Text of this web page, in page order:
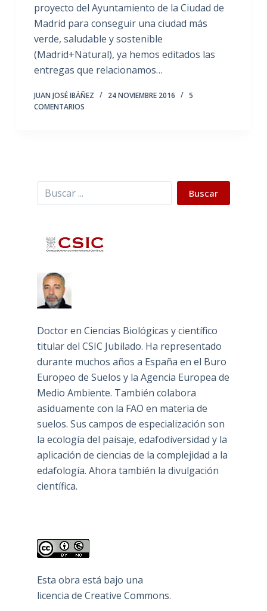
proyecto del Ayuntamiento de la Ciudad de
Madrid para conseguir una ciudad más
verde, saludable y sostenible
(Madrid+Natural), ya hemos editados las
entregas que relacionamos…
JUAN JOSÉ IBÁÑEZ 24 NOVIEMBRE 2016
5
COMENTARIOS
Buscar Buscar
Doctor en Ciencias Biológicas y científico
titular del CSIC Jubilado. Ha representado
durante muchos años a España en el Buro
Europeo de Suelos y la Agencia Europea de
Medio Ambiente. También colabora
asiduamente con la FAO en materia de
suelos. Sus campos de especialización son
la ecología del paisaje, edafodiversidad y la
aplicación de ciencias de la complejidad a la
edafología. Ahora también la divulgación
científica.
Esta obra está bajo una
licencia de Creative Commons.